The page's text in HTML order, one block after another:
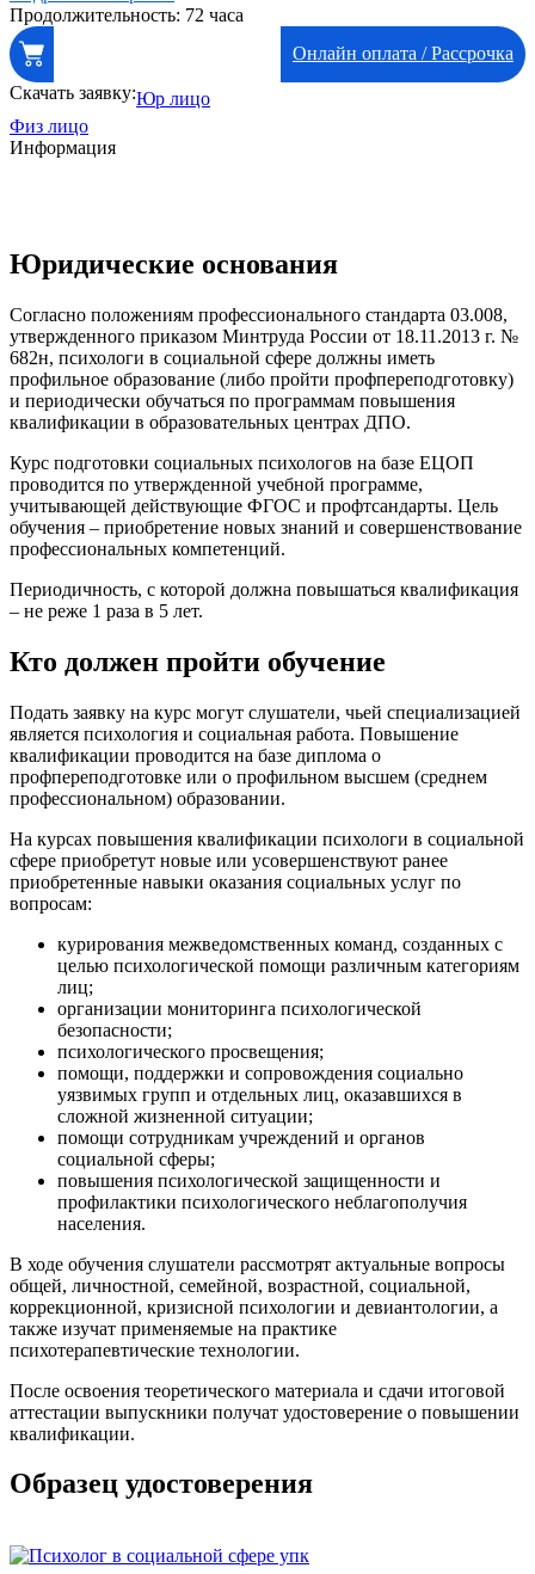
Продолжительность: 72 часа
Онлайн оплата / Рассрочка
Скачать заявку:Юр лицо
Физ лицо
Информация
Юридические основания
Согласно положениям профессионального стандарта 03.008,
утвержденного приказом Минтруда России от 18.11.2013 г. №
682н, психологи в социальной сфере должны иметь
профильное образование (либо пройти профпереподготовку)
и периодически обучаться по программам повышения
квалификации в образовательных центрах ДПО.
Курс подготовки социальных психологов на базе ЕЦОП
проводится по утвержденной учебной программе,
учитывающей действующие ФГОС и профтсандарты. Цель
обучения – приобретение новых знаний и совершенствование
профессиональных компетенций.
Периодичность, с которой должна повышаться квалификация
– не реже 1 раза в 5 лет.
Кто должен пройти обучение
Подать заявку на курс могут слушатели, чьей специализацией
является психология и социальная работа. Повышение
квалификации проводится на базе диплома о
профпереподготовке или о профильном высшем (среднем
профессиональном) образовании.
На курсах повышения квалификации психологи в социальной
сфере приобретут новые или усовершенствуют ранее
приобретенные навыки оказания социальных услуг по
вопросам:
курирования межведомственных команд, созданных с
целью психологической помощи различным категориям
лиц;
организации мониторинга психологической
безопасности;
психологического просвещения;
помощи, поддержки и сопровождения социально
уязвимых групп и отдельных лиц, оказавшихся в
сложной жизненной ситуации;
помощи сотрудникам учреждений и органов
социальной сферы;
повышения психологической защищенности и
профилактики психологического неблагополучия
населения.
В ходе обучения слушатели рассмотрят актуальные вопросы
общей, личностной, семейной, возрастной, социальной,
коррекционной, кризисной психологии и девиантологии, а
также изучат применяемые на практике
психотерапевтические технологии.
После освоения теоретического материала и сдачи итоговой
аттестации выпускники получат удостоверение о повышении
квалификации.
Образец удостоверения